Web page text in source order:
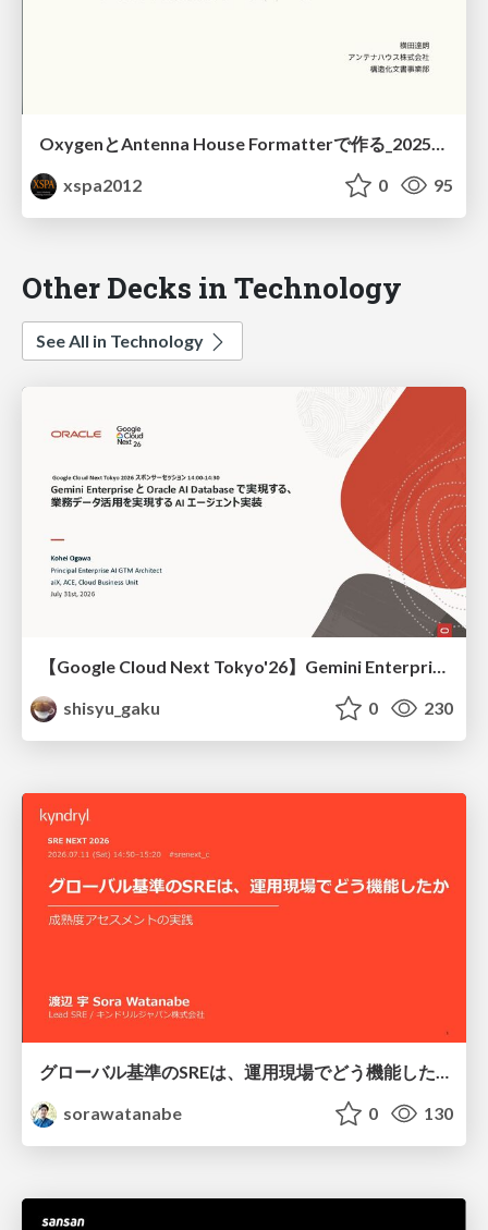
OxygenとAntenna House Formatterで作る_20250609_Antenna House
xspa2012
0 95
Other Decks in Technology
See All in Technology
shisyu_gaku
0 230
グローバル基準のSREは、運用現場でどう機能したか：成熟度アセスメントの実践 ／ SRE NEXT 2026
sorawatanabe
0 130